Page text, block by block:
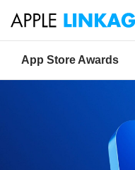
テ
索
App Store Awards